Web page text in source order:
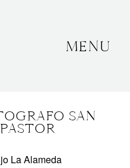
MENU
SAN